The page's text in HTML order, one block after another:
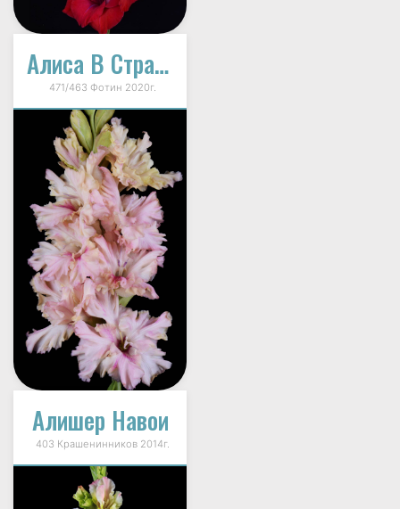
Алиса В Стране Чудес
471/463 Фотин 2020г.
Алишер Навои
403 Крашенинников 2014г.